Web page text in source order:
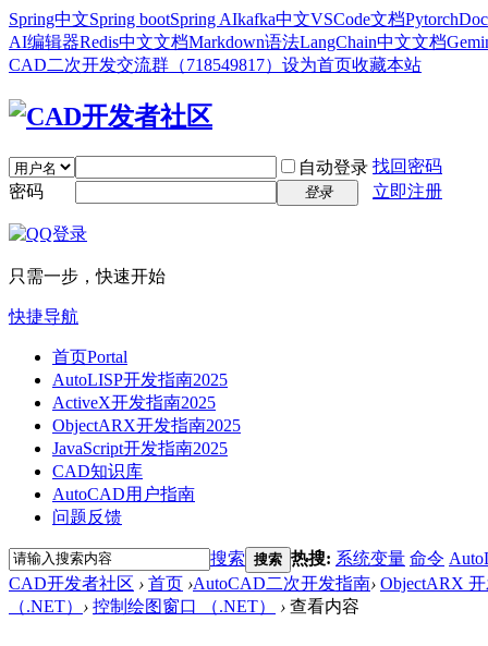
Spring中文Spring bootSpring AIkafka中文VSCode文档Pytorch
AI编辑器Redis中文文档Markdown语法LangChain中文文档
CAD二次开发交流群（718549817） 设为首页收藏本站
自动登录 找回密码
密码
登录 立即注册
只需一步，快速开始
快捷导航
首页Portal
AutoLISP开发指南2025
ActiveX开发指南2025
ObjectARX开发指南2025
JavaScript开发指南2025
CAD知识库
AutoCAD用户指南
问题反馈
搜索 搜索 热搜: 系统变量 命令
CAD开发者社区 › 首页 ›AutoCAD二次开发指南› ObjectARX
（.NET） › 控制绘图窗口 （.NET） › 查看内容